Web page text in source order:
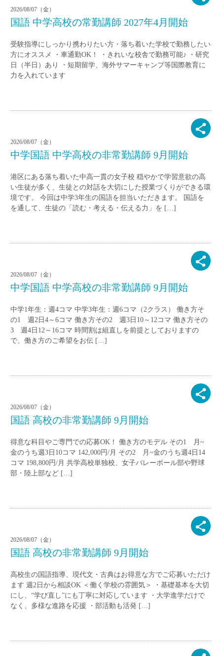
2026/08/07（金）
国語 中学高校の常勤講師 2027年4月開始
受験指導にしっかり携わりたい方・落ち着いた学校で勤務したい
方にオススメ ・車通勤OK！ ・きれいな校舎で勤務可能♪ ・研究
日（半日）あり ・短期留学、海外サマーキャンプ等国際教育に
力を入れています
2026/08/07（金）
中学国語 中学高校の非常勤講師 9月開始
港区にある落ち着いた中高一貫の女子校 穏やかで学習意欲の高
い生徒が多く、生徒との対話を大切にした授業づくりができる環
境です。 今回は中学3年生の国語を担当いただきます。 国語を
を通して、生徒の「読む・考える・伝える力」を […]
2026/08/07（金）
中学国語 中学高校の非常勤講師 9月開始
中学1年生：週4コマ 中学3年生：週6コマ（2クラス） 働き方そ
の1 週2日4～6コマ 働き方その2 週3日10～12コマ 働き方その
3 週4日12～16コマ 時間割は組直しを前提としておりますの
で、働き方のご希望をお伝 […]
2026/08/07（金）
国語 高校の非常勤講師 9月開始
得意な科目やご専門での応募OK！ 働き方のモデル その1 月~
金のうち週3日10コマ 142,000円/月 その2 月~金のうち週4日14
コマ 198,800円/月 共学高校単独校、女子バレーボール部や野球
部・陸上部など […]
2026/08/07（金）
国語 高校の非常勤講師 9月開始
高校生の国語指導、現代文・古典はお得意な方でご応募いただけ
ます 週2日から相談OK ＜働く学校の雰囲気＞ ・基礎基本を大切
にし、“学び直し”にも丁寧に対応しています ・大学進学だけで
なく、多様な進路を応援 ・部活動も活発 […]